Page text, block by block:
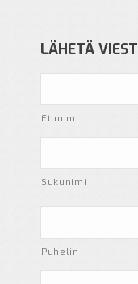
LÄHETÄ
Etunimi
Sukunimi
*
Puhelin